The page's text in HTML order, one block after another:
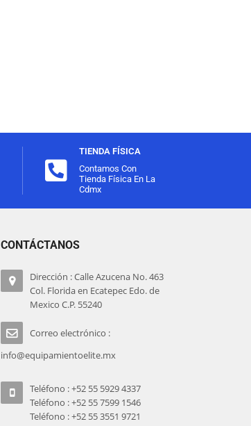
TIENDA FÍSICA
Contamos Con
Tienda Física En La
Cdmx
CONTÁCTANOS
Dirección : Calle Azucena No. 463
Col. Florida en Ecatepec Edo. de
Mexico C.P. 55240
Correo electrónico :
info@equipamientoelite.mx
Teléfono : +52 55 5929 4337
Teléfono : +52 55 7599 1546
Teléfono : +52 55 3551 9721